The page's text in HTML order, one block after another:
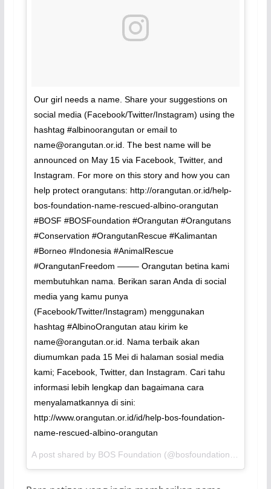
Our girl needs a name. Share your suggestions on
social media (Facebook/Twitter/Instagram) using the
hashtag #albinoorangutan or email to
name@orangutan.or.id . The best name will be
announced on May 15 via Facebook, Twitter, and
Instagram. For more on this story and how you can
help protect orangutans: http://orangutan.or.id/help-
bos-foundation-name-rescued-albino-orangutan
#BOSF #BOSFoundation #Orangutan #Orangutans
#Conservation #OrangutanRescue #Kalimantan
#Borneo #Indonesia #AnimalRescue
#OrangutanFreedom ——– Orangutan betina kami
membutuhkan nama. Berikan saran Anda di social
media yang kamu punya
(Facebook/Twitter/Instagram) menggunakan
hashtag #AlbinoOrangutan atau kirim ke
name@orangutan.or.id . Nama terbaik akan
diumumkan pada 15 Mei di halaman sosial media
kami; Facebook, Twitter, dan Instagram. Cari tahu
informasi lebih lengkap dan bagaimana cara
menyalamatkannya di sini:
http://www.orangutan.or.id/id/help-bos-foundation-
name-rescued-albino-orangutan
A post shared by BOS Foundation (@bosfoundation) on